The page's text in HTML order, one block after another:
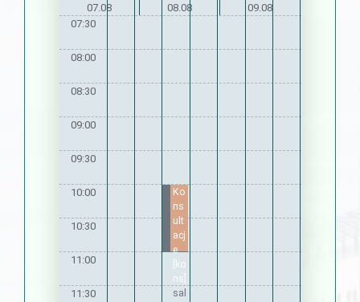
07.08
08.08
09.08
07:30
08:00
08:30
09:00
09:30
10:00
Ko
ns
ult
acj
e
[ko
ns]
sal
10:30
11:00
11:30